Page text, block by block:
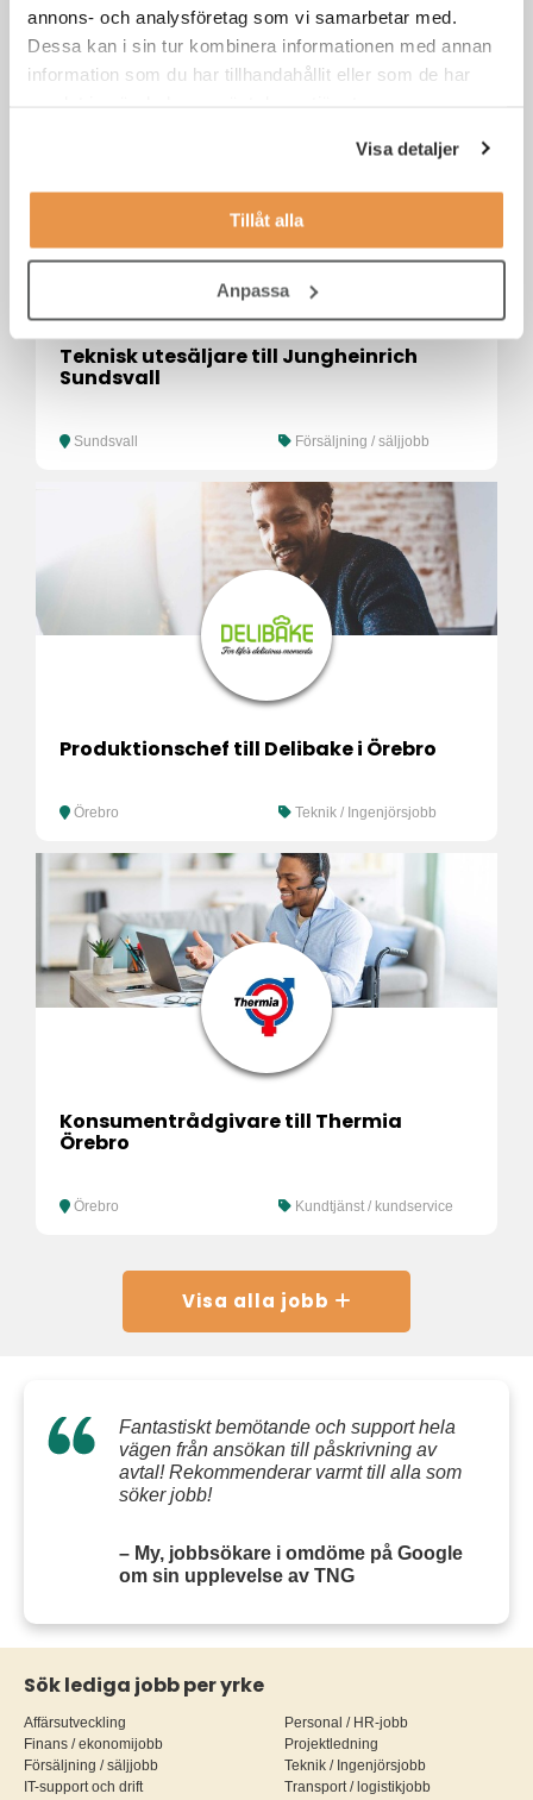
annons- och analysföretag som vi samarbetar med.
Dessa kan i sin tur kombinera informationen med annan
information som du har tillhandahållit eller som de har
Visa detaljer
Tillåt alla
Anpassa
Östersund Försäljning / säljjobb
Teknisk utesäljare till Jungheinrich
Sundsvall
Sundsvall Försäljning / säljjobb
Produktionschef till Delibake i Örebro
Örebro Teknik / Ingenjörsjobb
Konsumentrådgivare till Thermia
Örebro
Örebro Kundtjänst / kundservice
Visa alla jobb
Fantastiskt bemötande och support hela
vägen från ansökan till påskrivning av
avtal! Rekommenderar varmt till alla som
söker jobb!
– My, jobbsökare i omdöme på Google
om sin upplevelse av TNG
Sök lediga jobb per yrke
Affärsutveckling
Finans / ekonomijobb
Försäljning / säljjobb
IT-support och drift
Personal / HR-jobb
Projektledning
Teknik / Ingenjörsjobb
Transport / logistikjobb